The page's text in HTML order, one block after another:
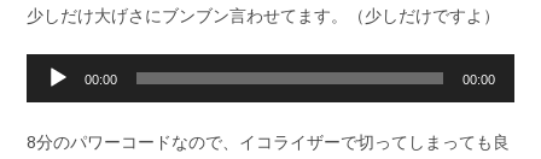
少しだけ大げさにブンブン言わせてます。（少しだけですよ）
声
00:00 00:00
8分のパワーコードなので、イコライザーで切ってしまっても良